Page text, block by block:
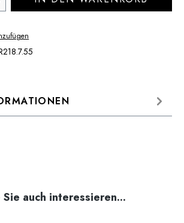
auch interessieren...